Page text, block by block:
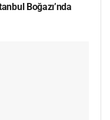
Boğazı’nda